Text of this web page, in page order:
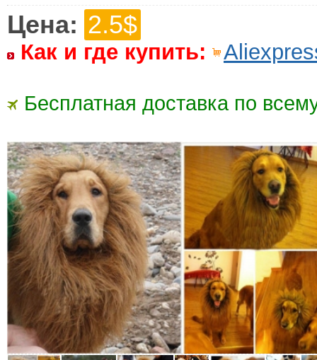
Цена: 2.5$
Как и где купить:
Бесплатная доставка по